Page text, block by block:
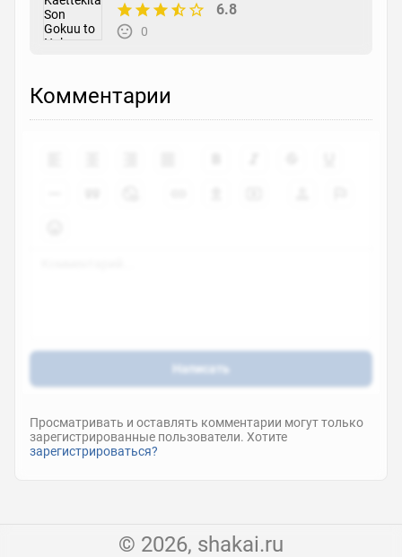
6.8
0
Комментарии
Написать
Просматривать и оставлять комментарии могут только
зарегистрированные пользователи. Хотите
зарегистрироваться?
© 2026, shakai.ru